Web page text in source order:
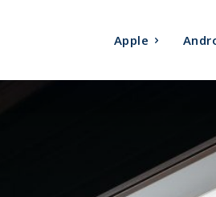
Apple